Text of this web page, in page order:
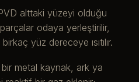
PVD alttaki yüzeyi olduğu
odaya yerleştirilir,
yüz dereceye ısıtılır.
metal kaynak, ark ya